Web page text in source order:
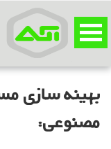
بهینه سازی
مصنوعی: